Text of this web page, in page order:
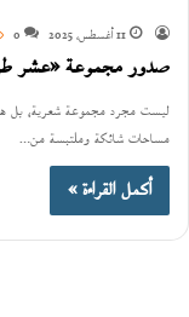
11 أغسطس، 2025 0
صدور مجموعة «عشر
ليست مجرد مجموعة شعرية، بل هي
مساحات شائكة وملتبسة من…
أكمل القراءة »